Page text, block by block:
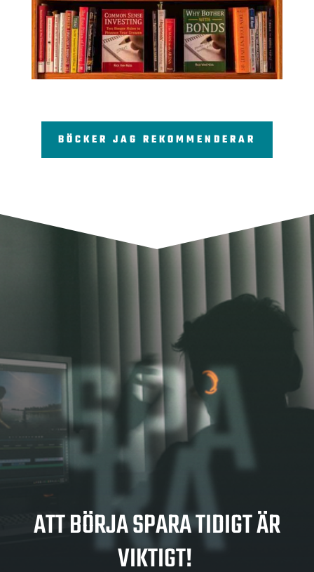
BÖCKER JAG REKOMMENDERAR
SPA
RA
ATT BÖRJA SPARA TIDIGT ÄR
VIKTIGT!